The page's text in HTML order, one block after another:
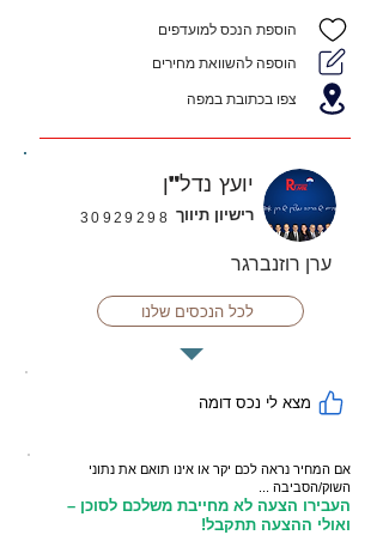
הוספת הנכס למועדפים
הוספה להשוואת מחירים
צפו בכתובת במפה
יועץ נדל"ן
30929298 רישיון תיווך
ערן רוזנברגר
לכל הנכסים שלנו
מצא לי נכס דומה
אם המחיר נראה לכם יקר או אינו תואם את נתוני
השוק/הסביבה ...
העבירו הצעה לא מחייבת משלכם לסוכן –
ואולי ההצעה תתקבל!